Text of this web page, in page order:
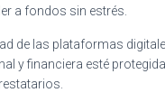
a fondos sin estrés.
de las plataformas
y financiera esté